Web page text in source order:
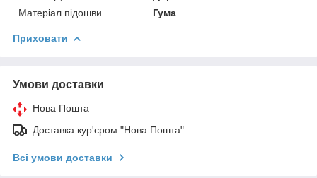
Матеріал підошви
Гума
Приховати
Умови доставки
Нова Пошта
Доставка кур'єром "Нова Пошта"
Всі умови доставки